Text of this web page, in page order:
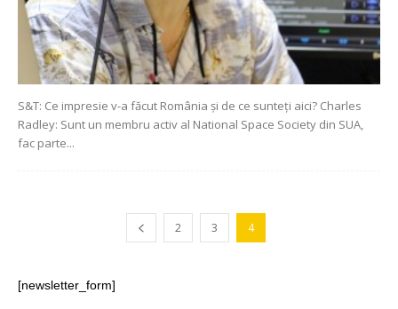
S&T: Ce impresie v-a făcut România și de ce sunteți aici? Charles
Radley: Sunt un membru activ al National Space Society din SUA,
fac parte...
2 3 4
[newsletter_form]